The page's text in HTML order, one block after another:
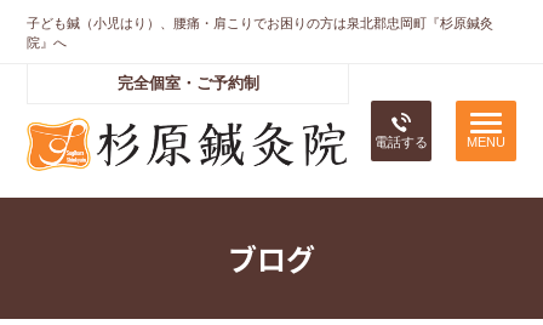
子ども鍼（小児はり）、腰痛・肩こりでお困りの方は泉北郡忠岡町『杉原鍼灸
院』へ
完全個室・ご予約制
電話する
ブログ